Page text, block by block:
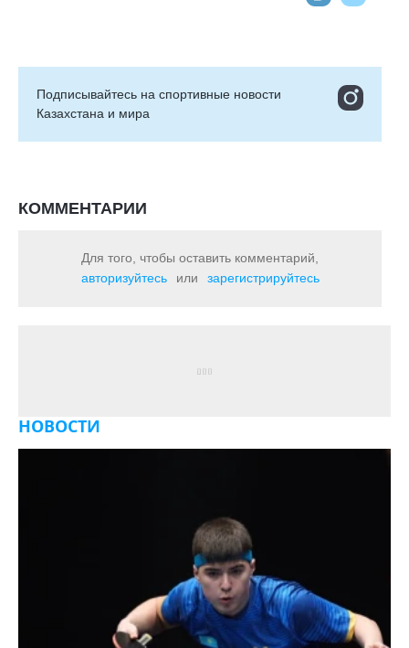
Подписывайтесь на cпортивные новости
Казахстана и мира
КОММЕНТАРИИ
Для того, чтобы оставить комментарий,
авторизуйтесь
или зарегистрируйтесь
НОВОСТИ